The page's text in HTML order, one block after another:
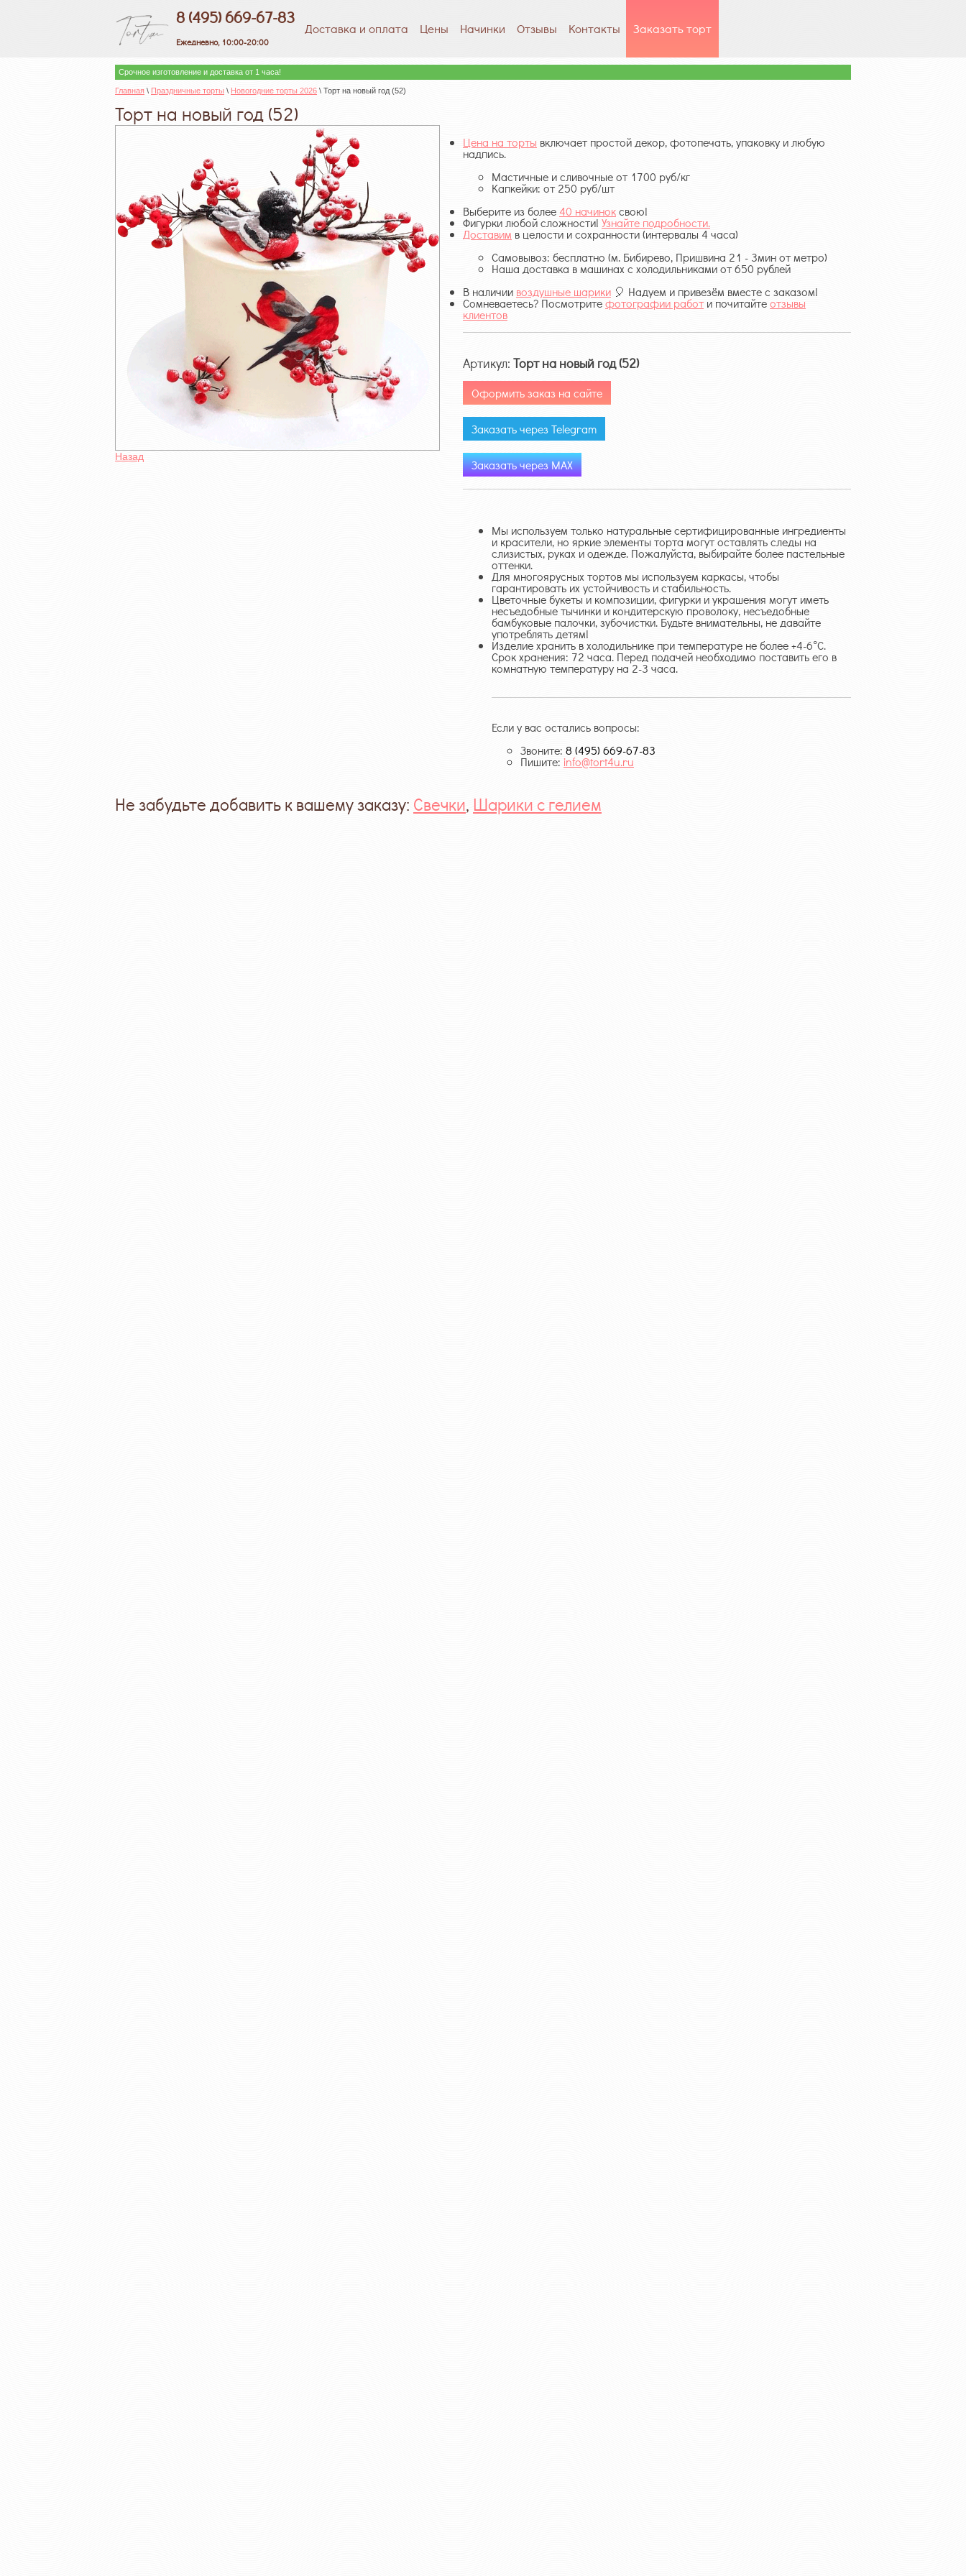
8 (495) 669-67-83
Ежедневно, 10:00-20:00
Доставка и оплата Цены Начинки Отзывы Контакты Заказать торт
Срочное изготовление и доставка от 1 часа!
Главная \ Праздничные торты \ Новогодние торты 2026 \ Торт на новый год (52)
Торт на новый год (52)
Цена на торты включает простой декор, фотопечать, упаковку и любую
надпись.
Мастичные и сливочные от 1700 руб/кг
Капкейки: от 250 руб/шт
Выберите из более 40 начиноксвою!
Фигурки любой сложности! Узнайте подробности.
Доставим в целости и сохранности (интервалы 4 часа)
Самовывоз: бесплатно (м. Бибирево, Пришвина 21 - 3мин от метро)
Наша доставка в машинах с холодильниками от 650 рублей
В наличии воздушные шарики 🎈 Надуем и привезём вместе с заказом!
Сомневаетесь? Посмотритефотографии работ и почитайтеотзывы
клиентов
Артикул: Торт на новый год (52)
Оформить заказ на сайте
Заказать через Telegram
Заказать через MAX
Мы используем только натуральные сертифицированные ингредиенты
и красители, но яркие элементы торта могут оставлять следы на
слизистых, руках и одежде. Пожалуйста, выбирайте более пастельные
оттенки.
Для многоярусных тортов мы используем каркасы, чтобы
гарантировать их устойчивость и стабильность.
Цветочные букеты и композиции, фигурки и украшения могут иметь
несъедобные тычинки и кондитерскую проволоку, несъедобные
бамбуковые палочки, зубочистки. Будьте внимательны, не давайте
употреблять детям!
Изделие хранить в холодильнике при температуре не более +4-6°С.
Срок хранения: 72 часа. Перед подачей необходимо поставить его в
комнатную температуру на 2-3 часа.
Если у вас остались вопросы:
Звоните: 8 (495) 669-67-83
Пишите: info@tort4u.ru
Назад
Не забудьте добавить к вашему заказу: Свечки, Шарики с гелием